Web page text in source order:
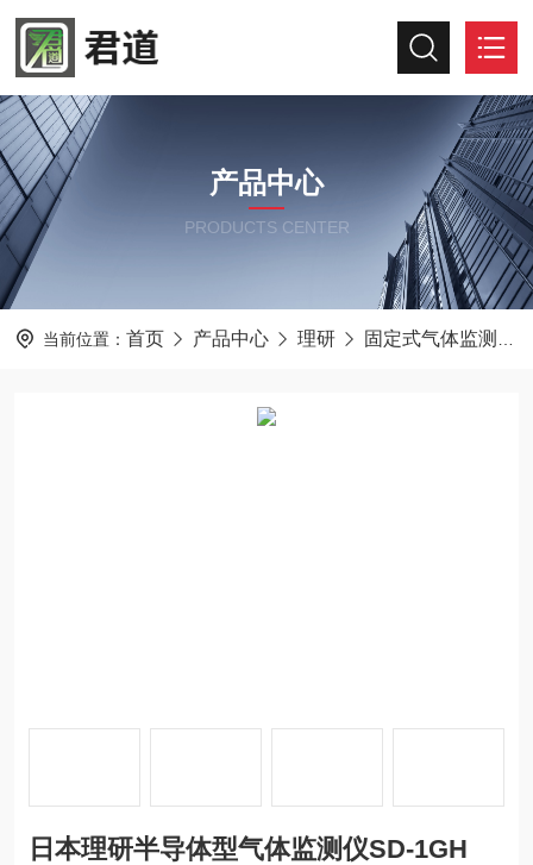
产品中心
PRODUCTS CENTER
当前位置： 首页 产品中心 理研 固定式气体监测仪
日本理研半导体型气体监测仪SD-1GH